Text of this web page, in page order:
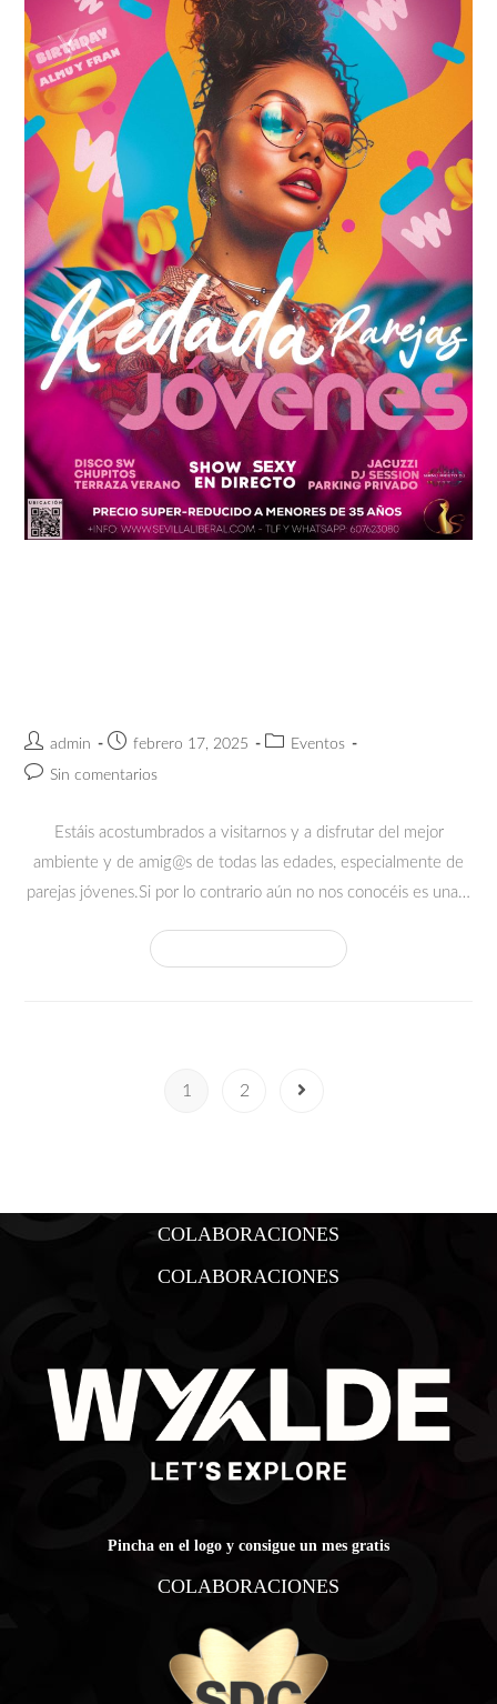
admin febrero 17, 2025
Eventos
Sin comentarios
Estáis acostumbrados a visitarnos y a disfrutar del mejor
ambiente y de amig@s de todas las edades, especialmente de
parejas jóvenes.Si por lo contrario aún no nos conocéis es una…
1 2
COLABORACIONES
COLABORACIONES
Pincha en el logo y consigue un mes gratis
COLABORACIONES